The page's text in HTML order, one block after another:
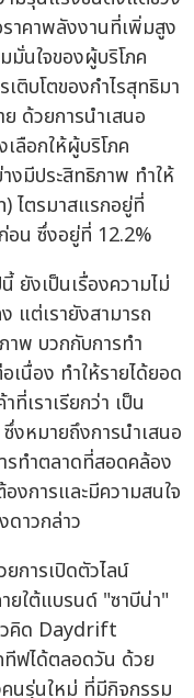
าคาพลังงานที่เพิ่มสูง
มั่นใจของผู้บริโภค
เติบโตของกำไรสุทธิมา
ด้วยการนำเสนอ
ลือกให้ผู้บริโภค
มีประสิทธิภาพ ทำให้
ไตรมาสแรกอยู่ที่
อน ซึ่งอยู่ที่ 12.2%
ยังเป็นเรื่องความไม่
แต่เรายังสามารถ
าพ บวกกับการทำ
นื่อง ทำให้รายได้ยอด
เราเรียกว่า เป็น
หมายถึงการนำเสนอ
รทำตลาดที่สอดคล้อง
การและมีความสนใจ
ดาวกล่าว
การเปิดตัวไลน์
ใต้แบรนด์ "ซาบีน่า"
วคิด Daydrift
ฟได้ตลอดวัน ด้วย
นรุ่นใหม่ ที่มีกิจกรรม